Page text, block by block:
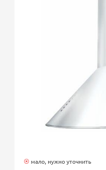
мало, нужно уточнить